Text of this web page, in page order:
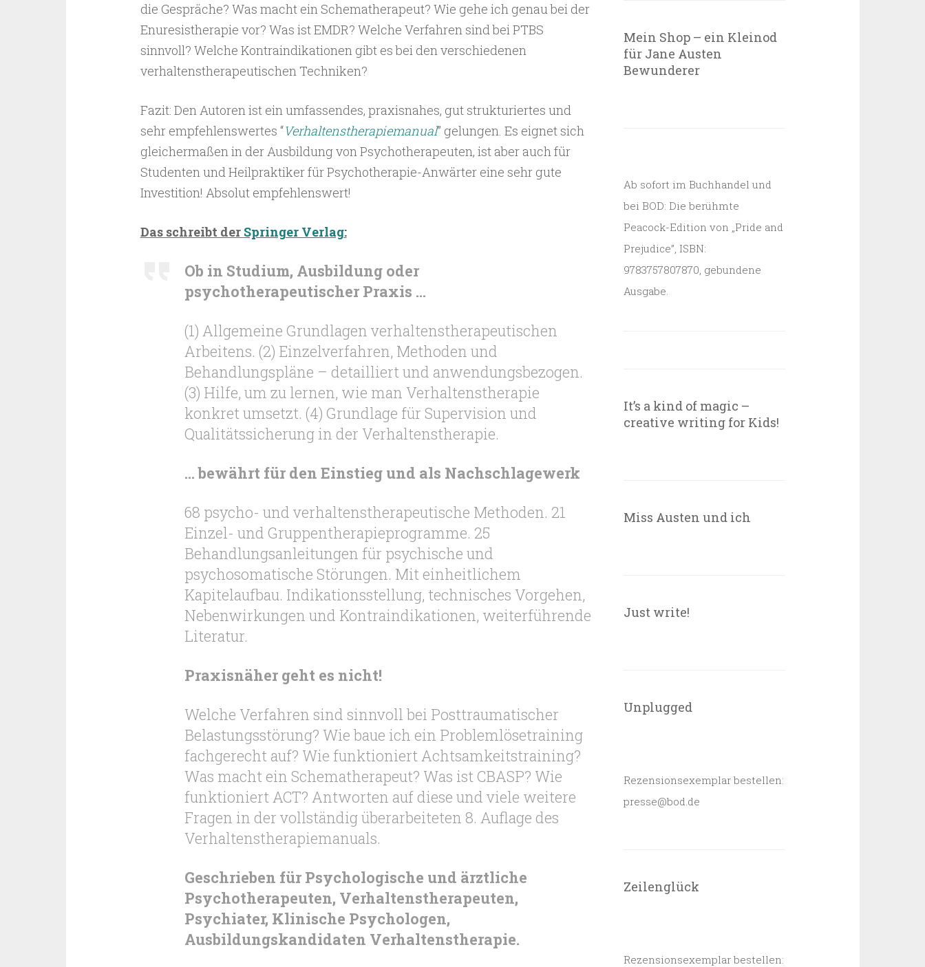
die Gespräche? Was macht ein Schematherapeut? Wie gehe ich genau bei der
Enuresistherapie vor? Was ist EMDR? Welche Verfahren sind bei PTBS
sinnvoll? Welche Kontraindikationen gibt es bei den verschiedenen
verhaltenstherapeutischen Techniken?
Fazit: Den Autoren ist ein umfassendes, praxisnahes, gut strukturiertes und
sehr empfehlenswertes “Verhaltenstherapiemanual” gelungen. Es eignet sich
gleichermaßen in der Ausbildung von Psychotherapeuten, ist aber auch für
Studenten und Heilpraktiker für Psychotherapie-Anwärter eine sehr gute
Investition! Absolut empfehlenswert!
Das schreibt der Springer Verlag:
Ob in Studium, Ausbildung oder
psychotherapeutischer Praxis …
(1) Allgemeine Grundlagen verhaltenstherapeutischen
Arbeitens. (2) Einzelverfahren, Methoden und
Behandlungspläne – detailliert und anwendungsbezogen.
(3) Hilfe, um zu lernen, wie man Verhaltenstherapie
konkret umsetzt. (4) Grundlage für Supervision und
Qualitätssicherung in der Verhaltenstherapie.
… bewährt für den Einstieg und als Nachschlagewerk
68 psycho- und verhaltenstherapeutische Methoden. 21
Einzel- und Gruppentherapieprogramme. 25
Behandlungsanleitungen für psychische und
psychosomatische Störungen. Mit einheitlichem
Kapitelaufbau. Indikationsstellung, technisches Vorgehen,
Nebenwirkungen und Kontraindikationen, weiterführende
Literatur.
Praxisnäher geht es nicht!
Welche Verfahren sind sinnvoll bei Posttraumatischer
Belastungsstörung? Wie baue ich ein Problemlösetraining
fachgerecht auf? Wie funktioniert Achtsamkeitstraining?
Was macht ein Schematherapeut? Was ist CBASP? Wie
funktioniert ACT? Antworten auf diese und viele weitere
Fragen in der vollständig überarbeiteten 8. Auflage des
Verhaltenstherapiemanuals.
Geschrieben für Psychologische und ärztliche
Psychotherapeuten, Verhaltenstherapeuten,
Psychiater, Klinische Psychologen,
Ausbildungskandidaten Verhaltenstherapie.
Mein Shop – ein Kleinod
für Jane Austen
Bewunderer
Ab sofort im Buchhandel und
bei BOD: Die berühmte
Peacock-Edition von „Pride and
Prejudice”, ISBN:
9783757807870, gebundene
Ausgabe.
It’s a kind of magic –
creative writing for Kids!
Miss Austen und ich
Just write!
Unplugged
Rezensionsexemplar bestellen:
presse@bod.de
Zeilenglück
Rezensionsexemplar bestellen: